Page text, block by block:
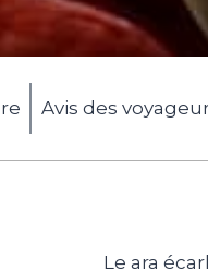
Avis des
Le ara